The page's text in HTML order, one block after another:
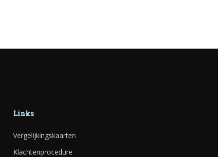
Links
Vergelijkingskaarten
Klachtenprocedure